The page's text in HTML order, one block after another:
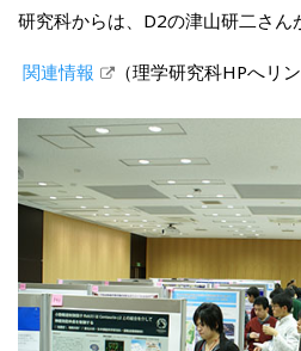
研究科からは、D2の津山研二さん
関連情報 （理学研究科HPへリ